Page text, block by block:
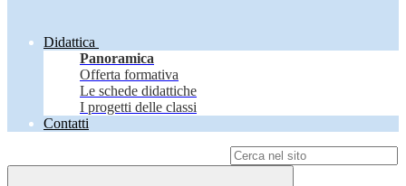
Didattica
Panoramica
Offerta formativa
Le schede didattiche
I progetti delle classi
Contatti